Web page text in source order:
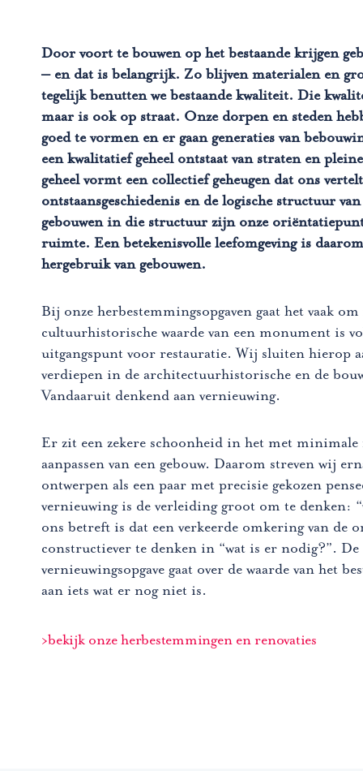
Door voort te bouwen op het bestaande krijgen
– en dat is belangrijk. Zo blijven materialen en
tegelijk benutten we bestaande kwaliteit. Die
maar is ook op straat. Onze dorpen en steden
goed te vormen en er gaan generaties van
een kwalitatief geheel ontstaat van straten en
geheel vormt een collectief geheugen dat ons
ontstaansgeschiedenis en de logische structuur
gebouwen in die structuur zijn onze
ruimte. Een betekenisvolle leefomgeving is
hergebruik van gebouwen.
Bij onze herbestemmingsopgaven gaat het vaak
cultuurhistorische waarde van een monument is
uitgangspunt voor restauratie. Wij sluiten hierop
verdiepen in de architectuurhistorische en de
Vandaaruit denkend aan vernieuwing.
Er zit een zekere schoonheid in het met
aanpassen van een gebouw. Daarom streven wij
ontwerpen als een paar met precisie gekozen
vernieuwing is de verleiding groot om te denken:
ons betreft is dat een verkeerde omkering van de
constructiever te denken in “wat is er nodig?”. De
vernieuwingsopgave gaat over de waarde van het
aan iets wat er nog niet is.
bekijk onze herbestemmingen en renovaties